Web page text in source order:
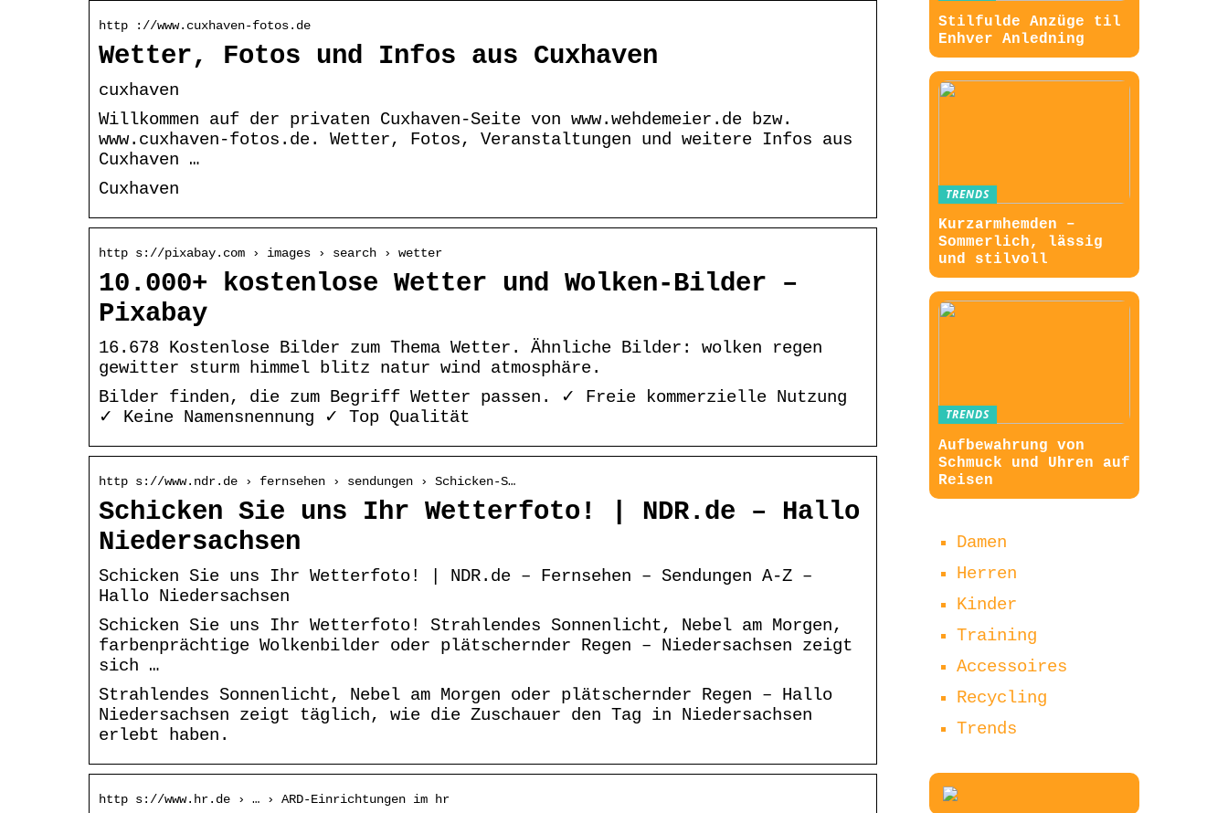
http ://www.cuxhaven-fotos.de
Wetter, Fotos und Infos aus Cuxhaven
cuxhaven
Willkommen auf der privaten Cuxhaven-Seite von www.wehdemeier.de bzw.
www.cuxhaven-fotos.de. Wetter, Fotos, Veranstaltungen und weitere Infos aus
Cuxhaven …
Cuxhaven
http s://pixabay.com › images › search › wetter
10.000+ kostenlose Wetter und Wolken-Bilder –
Pixabay
16.678 Kostenlose Bilder zum Thema Wetter. Ähnliche Bilder: wolken regen
gewitter sturm himmel blitz natur wind atmosphäre.
Bilder finden, die zum Begriff Wetter passen. ✓ Freie kommerzielle Nutzung
✓ Keine Namensnennung ✓ Top Qualität
http s://www.ndr.de › fernsehen › sendungen › Schicken-S…
Schicken Sie uns Ihr Wetterfoto! | NDR.de – Hallo
Niedersachsen
Schicken Sie uns Ihr Wetterfoto! | NDR.de – Fernsehen – Sendungen A-Z –
Hallo Niedersachsen
Schicken Sie uns Ihr Wetterfoto! Strahlendes Sonnenlicht, Nebel am Morgen,
farbenprächtige Wolkenbilder oder plätschernder Regen – Niedersachsen zeigt
sich …
Strahlendes Sonnenlicht, Nebel am Morgen oder plätschernder Regen – Hallo
Niedersachsen zeigt täglich, wie die Zuschauer den Tag in Niedersachsen
erlebt haben.
http s://www.hr.de › … › ARD-Einrichtungen im hr
Stilfulde Anzüge til
Enhver Anledning
TRENDS
Kurzarmhemden –
Sommerlich, lässig
und stilvoll
TRENDS
Aufbewahrung von
Schmuck und Uhren auf
Reisen
Damen
Herren
Kinder
Training
Accessoires
Recycling
Trends